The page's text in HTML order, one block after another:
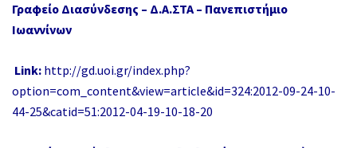
Γραφείο Διασύνδεσης – Δ.Α.ΣΤΑ – Πανεπιστήμιο
Ιωαννίνων
Link: http://gd.uoi.gr/index.php?
option=com_content&view=article&id=324:2012-09-24-10-
44-25&catid=51:2012-04-19-10-18-20